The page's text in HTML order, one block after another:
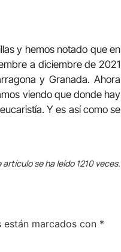
y hemos notado que en
a diciembre de 2021
y Granada. Ahora
viendo que donde hay
Y es así como se
artículo se ha leído 1210 veces.
marcados con *